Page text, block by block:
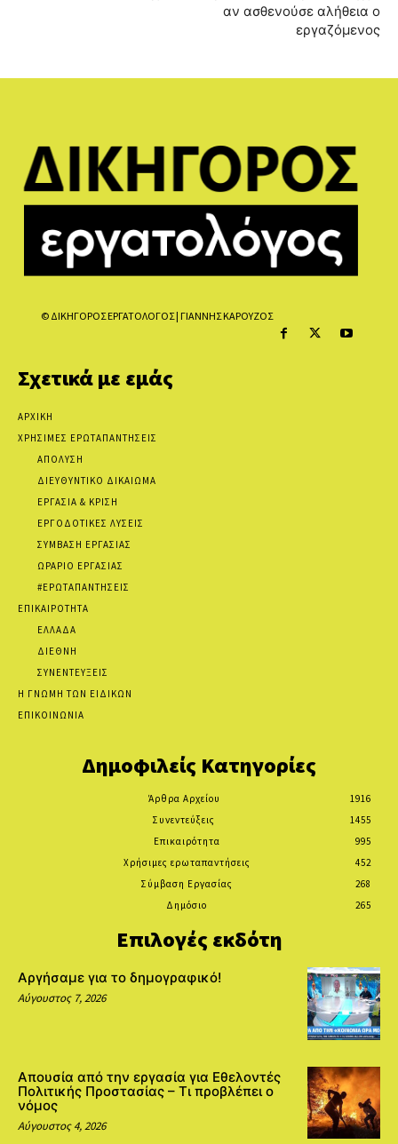
αν ασθενούσε αλήθεια ο
εργαζόμενος
© ΔΙΚΗΓΟΡΟΣ ΕΡΓΑΤΟΛΟΓΟΣ | ΓΙΑΝΝΗΣ ΚΑΡΟΥΖΟΣ
Σχετικά με εμάς
ΑΡΧΙΚΗ
ΧΡΗΣΙΜΕΣ ΕΡΩΤΑΠΑΝΤΗΣΕΙΣ
ΑΠΟΛΥΣΗ
ΔΙΕΥΘΥΝΤΙΚΟ ΔΙΚΑΙΩΜΑ
ΕΡΓΑΣΙΑ & ΚΡΙΣΗ
ΕΡΓΟΔΟΤΙΚΕΣ ΛΥΣΕΙΣ
ΣΥΜΒΑΣΗ ΕΡΓΑΣΙΑΣ
ΩΡΑΡΙΟ ΕΡΓΑΣΙΑΣ
#ΕΡΩΤΑΠΑΝΤΗΣΕΙΣ
ΕΠΙΚΑΙΡΟΤΗΤΑ
ΕΛΛΑΔΑ
ΔΙΕΘΝΗ
ΣΥΝΕΝΤΕΥΞΕΙΣ
Η ΓΝΩΜΗ ΤΩΝ ΕΙΔΙΚΩΝ
ΕΠΙΚΟΙΝΩΝΙΑ
Δημοφιλείς Κατηγορίες
Άρθρα Αρχείου
1916
Συνεντεύξεις
1455
Επικαιρότητα
995
Χρήσιμες ερωταπαντήσεις
452
Σύμβαση Εργασίας
268
Δημόσιο
265
Επιλογές εκδότη
Αργήσαμε για το δημογραφικό!
Αύγουστος 7, 2026
Απουσία από την εργασία για Εθελοντές
Πολιτικής Προστασίας – Τι προβλέπει ο
νόμος
Αύγουστος 4, 2026